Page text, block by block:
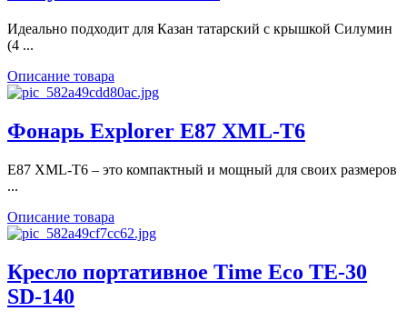
Идеально подходит для Казан татарский с крышкой Силумин
(4 ...
Описание товара
Фонарь Explorer E87 XML-T6
E87 XML-T6 – это компактный и мощный для своих размеров
...
Описание товара
Кресло портативное Time Eco TE-30
SD-140